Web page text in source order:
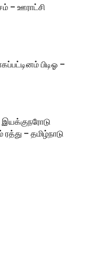
– ஊராட்சி
பிடிஓ –
இயக்குநரோடு
– தமிழ்நாடு